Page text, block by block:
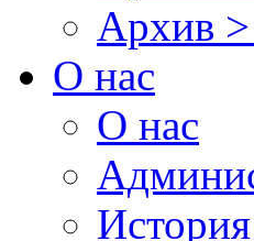
Архив
О нас
О нас
История